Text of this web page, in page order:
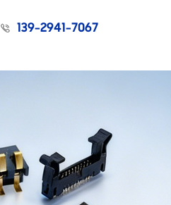
 139-2941-7067